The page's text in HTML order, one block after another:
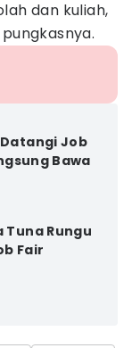
dan kuliah,
Job
Bawa
Tuna Rungu
Fair